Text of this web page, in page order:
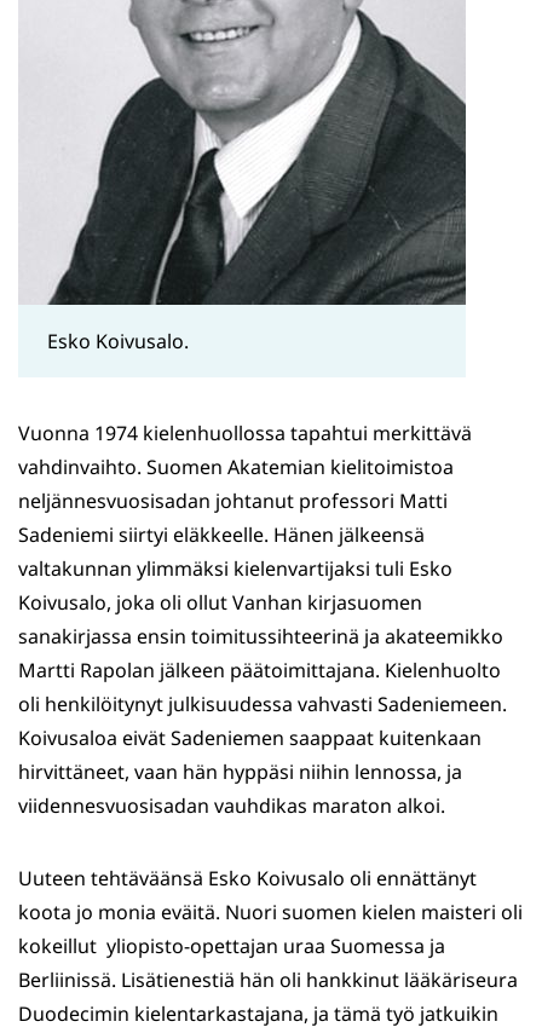
Esko Koivusalo.
Vuonna 1974 kielenhuollossa tapahtui merkittävä
vahdinvaihto. Suomen Akatemian kielitoimistoa
neljännesvuosisadan johtanut professori Matti
Sadeniemi siirtyi eläkkeelle. Hänen jälkeensä
valtakunnan ylimmäksi kielenvartijaksi tuli Esko
Koivusalo, joka oli ollut Vanhan kirjasuomen
sanakirjassa ensin toimitussihteerinä ja akateemikko
Martti Rapolan jälkeen päätoimittajana. Kielenhuolto
oli henkilöitynyt julkisuudessa vahvasti Sadeniemeen.
Koivusaloa eivät Sadeniemen saappaat kuitenkaan
hirvittäneet, vaan hän hyppäsi niihin lennossa, ja
viidennesvuosisadan vauhdikas maraton alkoi.
Uuteen tehtäväänsä Esko Koivusalo oli ennättänyt
koota jo monia eväitä. Nuori suomen kielen maisteri oli
kokeillut yliopisto-opettajan uraa Suomessa ja
Berliinissä. Lisätienestiä hän oli hankkinut lääkäriseura
Duodecimin kielentarkastajana, ja tämä työ jatkuikin